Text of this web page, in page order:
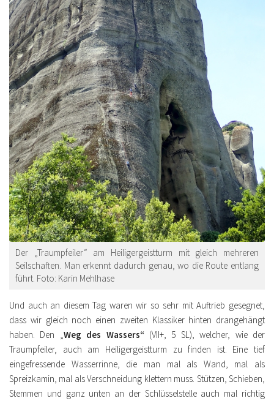
Der „Traumpfeiler“ am Heiligergeistturm mit gleich mehreren
Seilschaften. Man erkennt dadurch genau, wo die Route entlang
führt. Foto: Karin Mehlhase
Und auch an diesem Tag waren wir so sehr mit Auftrieb gesegnet,
dass wir gleich noch einen zweiten Klassiker hinten drangehängt
haben. Den „ Weg des Wassers“ (VII+, 5 SL), welcher, wie der
Traumpfeiler, auch am Heiligergeistturm zu finden ist. Eine tief
eingefressende Wasserrinne, die man mal als Wand, mal als
Spreizkamin, mal als Verschneidung klettern muss. Stützen, Schieben,
Stemmen und ganz unten an der Schlüsselstelle auch mal richtig